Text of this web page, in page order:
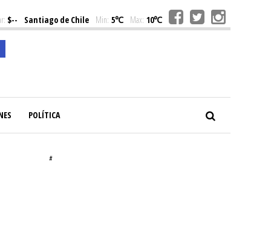
$-- Santiago de Chile Min: 5℃ Max: 10℃
POLÍTICA
#